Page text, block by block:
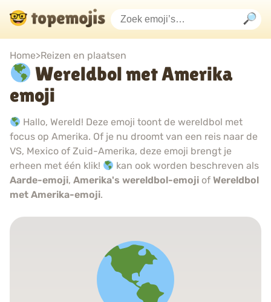
Home>Reizen en plaatsen
Wereldbol met Amerika
emoji
Hallo, Wereld! Deze emoji toont de wereldbol met
focus op Amerika. Of je nu droomt van een reis naar de
VS, Mexico of Zuid-Amerika, deze emoji brengt je
erheen met één klik!
kan ook worden beschreven als
Aarde-emoji, Amerika's wereldbol-emoji of Wereldbol
met Amerika-emoji.